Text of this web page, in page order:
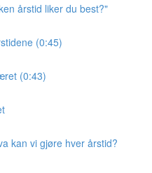
årstid liker du best?"
(0:45)
(0:43)
kan vi gjøre hver årstid?